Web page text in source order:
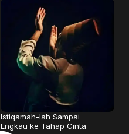
Istiqamah-lah Sampai
Engkau ke Tahap Cinta